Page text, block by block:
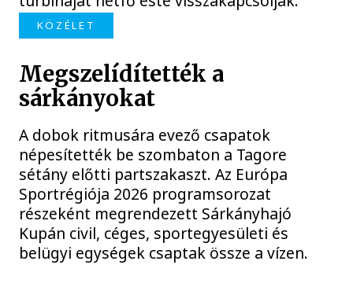
KÖZÉLET
Megszelídítették a
sárkányokat
A dobok ritmusára evező csapatok
népesítették be szombaton a Tagore
sétány előtti partszakaszt. Az Európa
Sportrégiója 2026 programsorozat
részeként megrendezett Sárkányhajó
Kupán civil, céges, sportegyesületi és
belügyi egységek csaptak össze a vízen.